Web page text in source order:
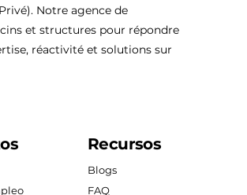
Notre agence de
et structures pour répondre
réactivité et solutions sur
Recursos
Blogs
FAQ